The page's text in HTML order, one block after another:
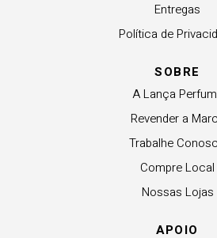
Entregas
Política de
SOBRE
A Lança
Revender a
Trabalhe
Compre Local
Nossas Lojas
APOIO